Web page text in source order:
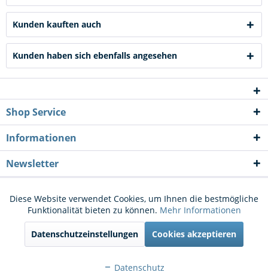
Kunden kauften auch
Kunden haben sich ebenfalls angesehen
Shop Service
Informationen
Newsletter
* Alle Preise inkl. gesetzl. Mehrwertsteuer zzgl.Versandkostenund ggf.
Nachnahmegebühren, wenn nicht anders beschrieben
Cookie-Einstellungen
Kontakt
Funktionale Aktiv
Marketing Aktiv
Diese Website verwendet Cookies, um Ihnen die bestmögliche
Funktionalität bieten zu können. Mehr Informationen
Datenschutzeinstellungen Cookies akzeptieren
Datenschutz